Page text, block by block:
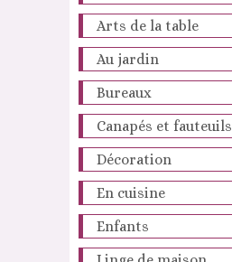
Arts de la table
Au jardin
Bureaux
Canapés et fauteuils
Décoration
En cuisine
Enfants